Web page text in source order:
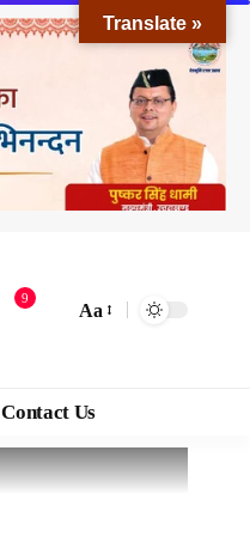
9
Aa
Contact Us
Translate »